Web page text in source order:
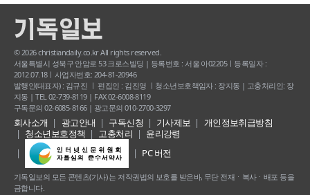
© 2026 christiandaily.co.kr All rights reserved.
서울특별시 성북구 안암로 53 크로스빌딩 | 등록번호 : 서울 아02205ㅣ등록일자 :
2012.07.18ㅣ사업자번호: 204-81-20946
발행인(대표자) : 김규진 ㅣ 편집인 : 김진영 ㅣ청소년보호책임자 : 장지동 | 고충처리인: 장
지동 | TEL 02-739-8119 | FAX 02-6008-8119
구독문의 02-6085-8166 | 광고문의 010-2700-3297
회사소개 광고안내 구독신청 기사제보
개인정보취급방침
청소년보호정책
고충처리
윤리강령
PC 버전
기독일보의 모든 콘텐츠(기사) 는 저작권법의 보호를 받은바, 무단 전재ㆍ복사ㆍ배포 등을
금합니다.